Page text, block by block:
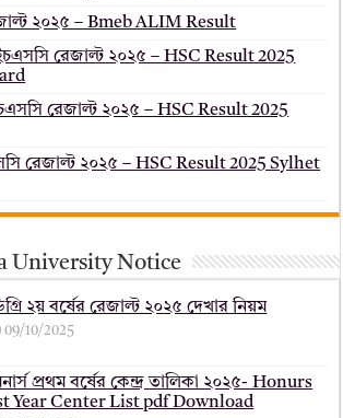
২০২৫ – Bmeb ALIM Result
রেজাল্ট ২০২৫ – HSC Result 2025
রেজাল্ট ২০২৫ – HSC Result 2025
রেজাল্ট ২০২৫ – HSC Result 2025 Sylhet
University Notice
২য় বর্ষের রেজাল্ট ২০২৫ দেখার নিয়ম
09/10/2025
প্রথম বর্ষের কেন্দ্র তালিকা ২০২৫- Honurs
Year Center List pdf Download